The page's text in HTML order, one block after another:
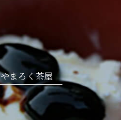
やまろく茶屋